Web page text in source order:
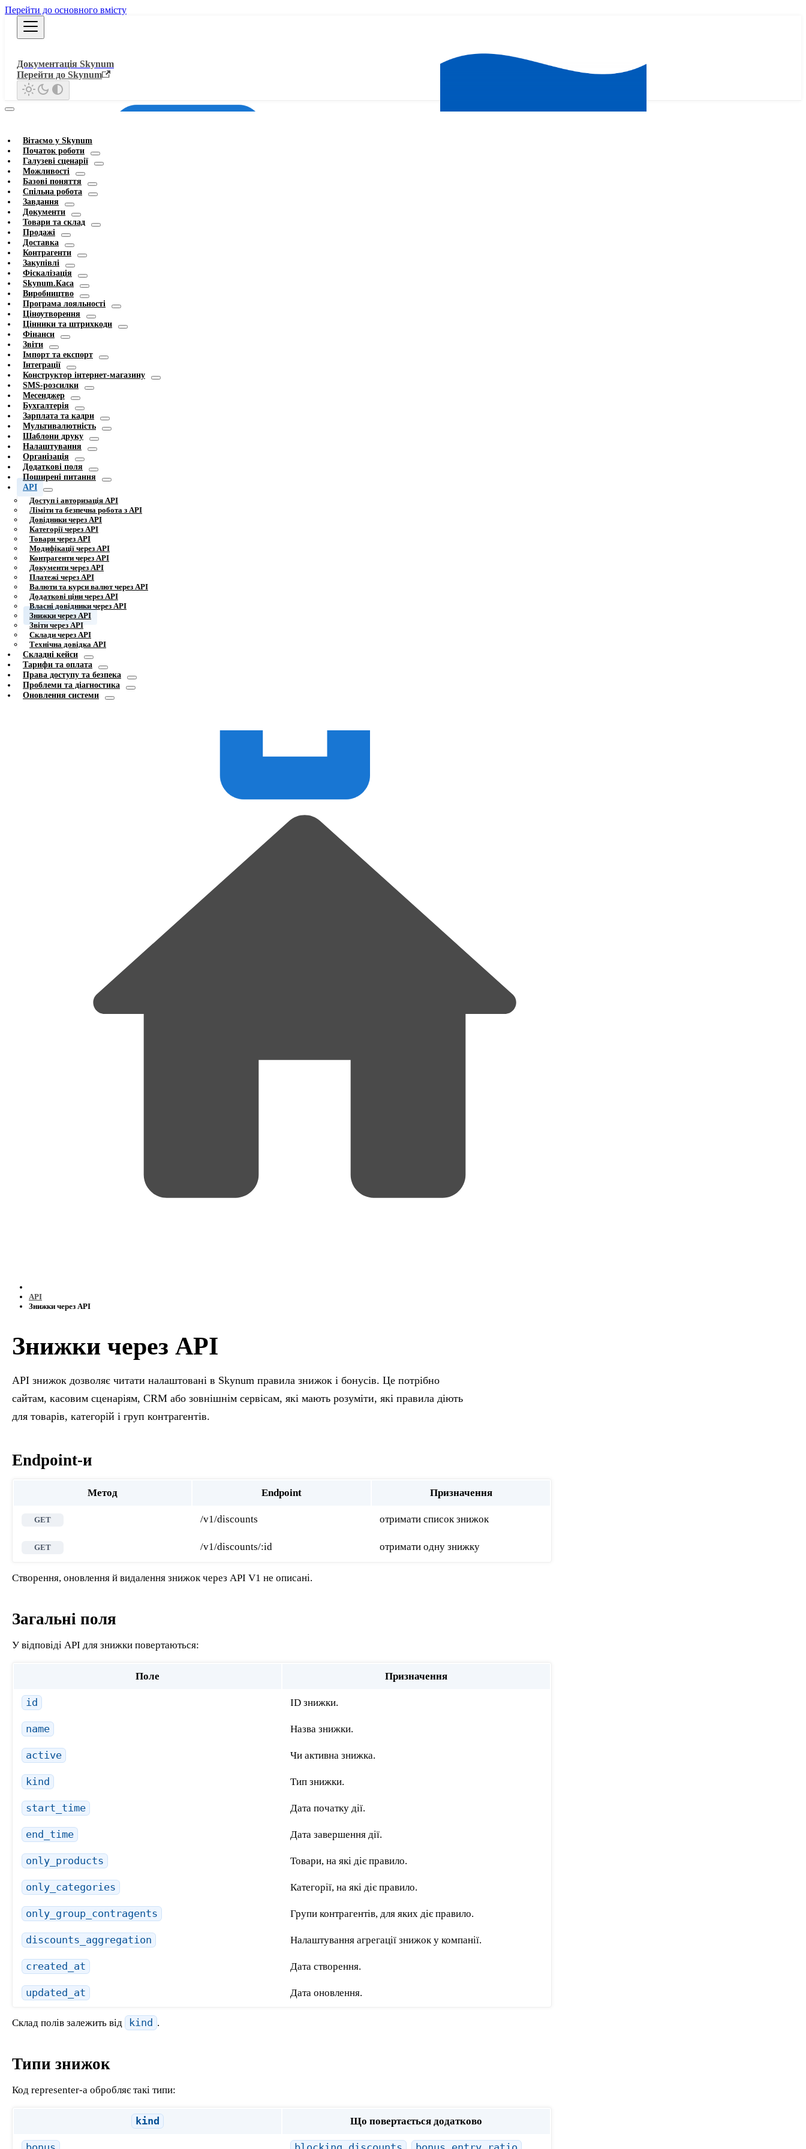
Перейти до основного вмісту
Документація Skynum
Перейти до Skynum
Вітаємо у Skynum
Початок роботи
Галузеві сценарії
Можливості
Базові поняття
Спільна робота
Завдання
Документи
Товари та склад
Продажі
Доставка
Контрагенти
Закупівлі
Фіскалізація
Skynum.Каса
Виробництво
Програма лояльності
Ціноутворення
Цінники та штрихкоди
Фінанси
Звіти
Імпорт та експорт
Інтеграції
Конструктор інтернет-магазину
SMS-розсилки
Месенджер
Бухгалтерія
Зарплата та кадри
Мультивалютність
Шаблони друку
Налаштування
Організація
Додаткові поля
Поширені питання
API
Доступ і авторизація API
Ліміти та безпечна робота з API
Довідники через API
Категорії через API
Товари через API
Модифікації через API
Контрагенти через API
Документи через API
Платежі через API
Валюти та курси валют через API
Додаткові ціни через API
Власні довідники через API
Знижки через API
Звіти через API
Склади через API
Технічна довідка API
Складні кейси
Тарифи та оплата
Права доступу та безпека
Проблеми та діагностика
Оновлення системи
API
Знижки через API
Знижки через API
API знижок дозволяє читати налаштовані в Skynum правила знижок і бонусів. Це потрібно
сайтам, касовим сценаріям, CRM або зовнішнім сервісам, які мають розуміти, які правила діють
для товарів, категорій і груп контрагентів.
Endpoint-и
Метод Endpoint Призначення
GET /v1/discounts отримати список знижок
GET /v1/discounts/:id отримати одну знижку
Створення, оновлення й видалення знижок через API V1 не описані.
Загальні поля
У відповіді API для знижки повертаються:
Поле Призначення
id ID знижки.
name Назва знижки.
active Чи активна знижка.
kind Тип знижки.
start_time Дата початку дії.
end_time Дата завершення дії.
only_products Товари, на які діє правило.
only_categories Категорії, на які діє правило.
only_group_contragents Групи контрагентів, для яких діє правило.
discounts_aggregation Налаштування агрегації знижок у компанії.
created_at Дата створення.
updated_at Дата оновлення.
Склад полів залежить від kind .
Типи знижок
Код representer-а обробляє такі типи:
kind Що повертається додатково